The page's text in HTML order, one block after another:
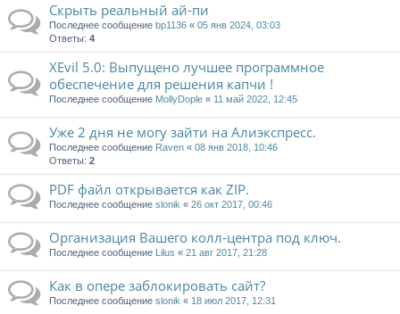
Скрыть реальный ай-пи
Последнее сообщение bp1136 « 05 янв 2024, 03:03
Ответы: 4
XEvil 5.0: Выпущено лучшее программное
обеспечение для решения капчи !
Последнее сообщение MollyDople « 11 май 2022, 12:45
Уже 2 дня не могу зайти на Алиэкспресс.
Последнее сообщение Raven « 08 янв 2018, 10:46
Ответы: 2
PDF файл открывается как ZIP.
Последнее сообщение slonik « 26 окт 2017, 00:46
Организация Вашего колл-центра под ключ.
Последнее сообщение Lilus « 21 авг 2017, 21:28
Как в опере заблокировать сайт?
Последнее сообщение slonik « 18 июл 2017, 12:31